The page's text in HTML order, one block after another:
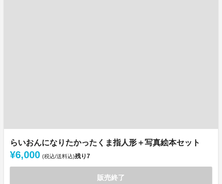
らいおんになりたかったくま指人形＋写真絵本セット
¥6,000 (税込/送料込)残り7
販売終了